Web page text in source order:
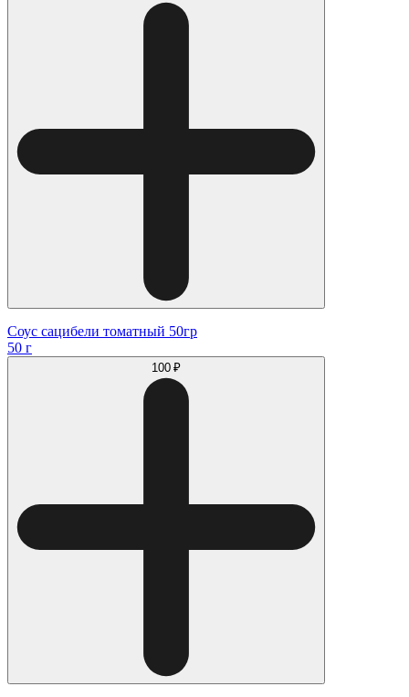
Соус сацибели томатный 50гр
50 г
100 ₽